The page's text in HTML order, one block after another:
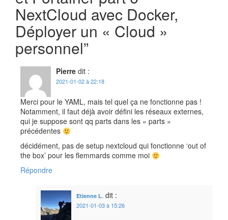
NextCloud avec Docker,
Déployer un « Cloud »
personnel”
Pierre dit :
2021-01-02 à 22:18
Merci pour le YAML, mais tel quel ça ne fonctionne pas !
Notamment, il faut déjà avoir défini les réseaux externes,
qui je suppose sont qq parts dans les « parts »
précédentes
décidément, pas de setup nextcloud qui fonctionne ‘out of
the box’ pour les flemmards comme moi
Répondre
Etienne L. dit :
2021-01-03 à 15:26